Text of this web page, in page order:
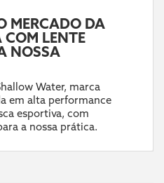
MERCADO DA
COM LENTE
NOSSA
Water, marca
em alta performance
esportiva, com
a nossa prática.